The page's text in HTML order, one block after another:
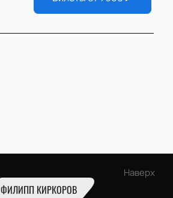
Наверх
ФИЛИПП КИРКОРОВ